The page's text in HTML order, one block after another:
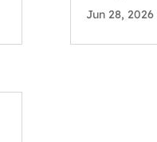
Jun 28, 2026